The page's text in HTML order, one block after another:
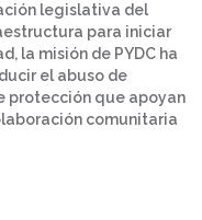
legislativa del
para iniciar
la misión de PYDC ha
el abuso de
protección que apoyan
comunitaria